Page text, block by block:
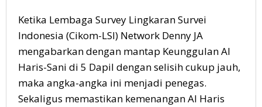
Ketika Lembaga Survey Lingkaran Survei
Indonesia (Cikom-LSI) Network Denny JA
mengabarkan dengan mantap Keunggulan Al
Haris-Sani di 5 Dapil dengan selisih cukup jauh,
maka angka-angka ini menjadi penegas.
Sekaligus memastikan kemenangan Al Haris